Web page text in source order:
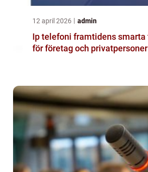
12 april 2026 admin
Ip telefoni framtidens smarta telefoni
för företag och privatpersoner